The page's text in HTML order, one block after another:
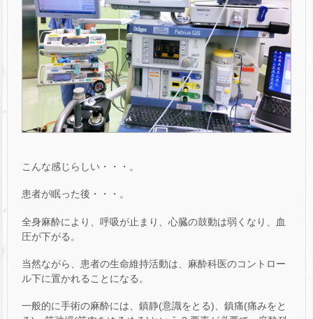
こんな感じらしい・・・。
患者が眠った後・・・。
全身麻酔により、呼吸が止まり、心臓の鼓動は弱くなり、血
圧が下がる。
当然ながら、患者の生命維持活動は、麻酔科医のコントロー
ル下に置かれることになる。
一般的に手術の麻酔には、鎮静(意識をとる)、鎮痛(痛みをと